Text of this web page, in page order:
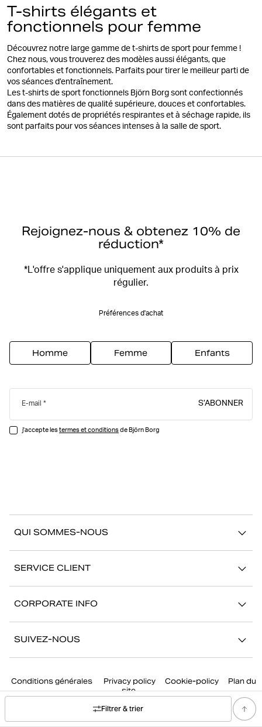
Filtrer & trier
T-shirts élégants et
fonctionnels pour femme
Découvrez notre large gamme de t-shirts de sport pour femme !
Chez nous, vous trouverez des modèles aussi élégants, que
confortables et fonctionnels. Parfaits pour tirer le meilleur parti de
vos séances d’entraînement.
Les t-shirts de sport fonctionnels Björn Borg sont confectionnés
dans des matières de qualité supérieure, douces et confortables.
Également dotés de propriétés respirantes et à séchage rapide, ils
sont parfaits pour vos séances intenses à la salle de sport.
Rejoignez-nous & obtenez 10% de
réduction*
*L'offre s'applique uniquement aux produits à prix
régulier.
Préférences d'achat
Homme Femme Enfants
E-mail S’ABONNER
j'accepte lestermes et conditionsde Björn Borg
QUI SOMMES-NOUS
Stories
Showrooms
SERVICE CLIENT
Retour/Réclamation
Mon compte
CORPORATE INFO
SUIVEZ-NOUS
Facebook
Conditions générales Privacy policy Cookie-policy
Plan du
site